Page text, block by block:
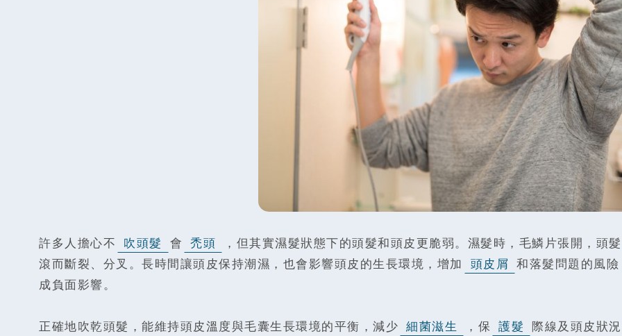
許多人擔心不 吹頭髮 會 禿頭
，但其實濕髮狀態下的頭髮和頭皮更脆弱。濕髮時，毛鱗片張開，頭
滾而斷裂、分叉。長時間讓頭皮保持潮濕，也會影響頭皮的生長環境，增加
頭皮屑 和落髮問題的風
成負面影響。
正確地吹乾頭髮，能維持頭皮溫度與毛囊生長環境的平衡，減少 細菌滋生 ，保 護髮 際線及頭皮狀